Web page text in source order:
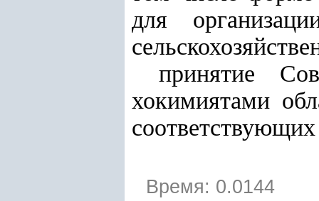
для
принятие
хокимиятами
Время: 0.0144